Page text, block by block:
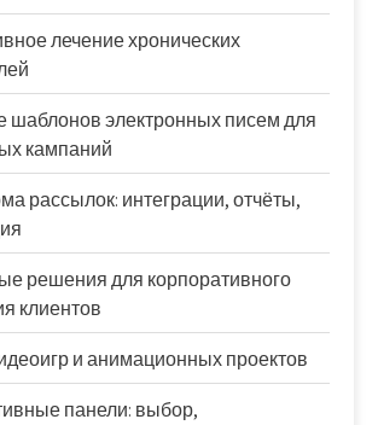
лечение хронических
шаблонов электронных писем для
кампаний
рассылок: интеграции, отчёты,
решения для корпоративного
клиентов
и анимационных проектов
панели: выбор,